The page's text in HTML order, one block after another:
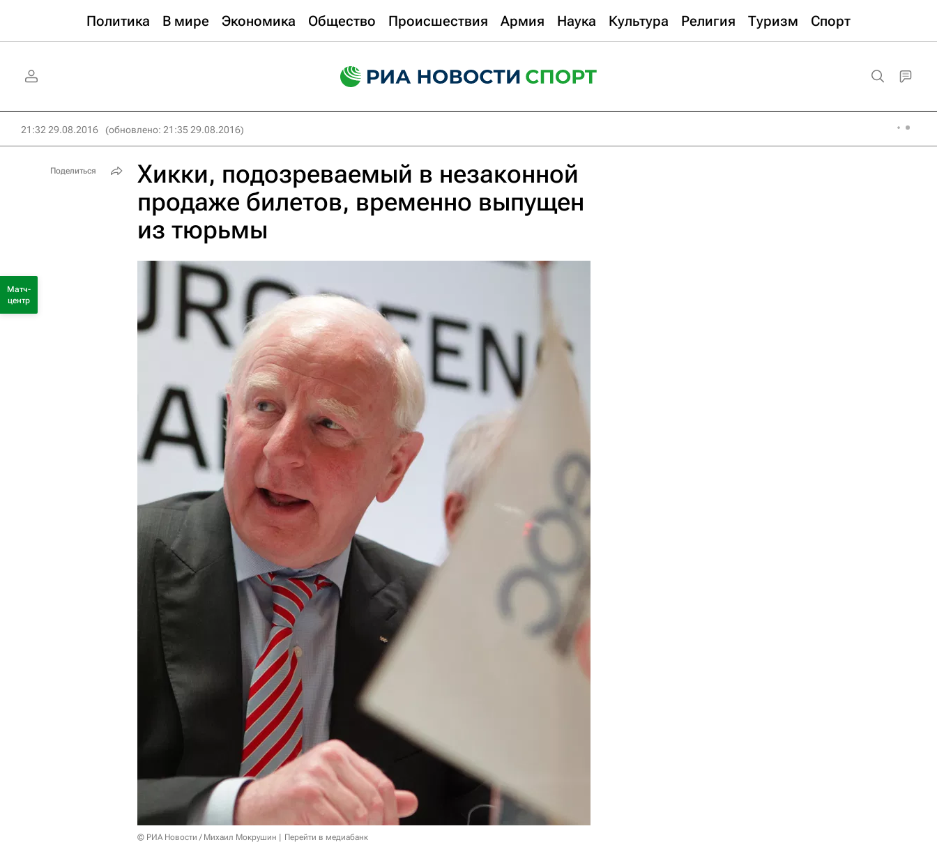
Политика В мире Экономика Общество Происшествия Армия Наука Культура Религия Туризм Спорт
21:32 29.08.2016 (обновлено: 21:35 29.08.2016)
Хикки, подозреваемый в незаконной
продаже билетов, временно выпущен
из тюрьмы
© РИА Новости / Михаил Мокрушин Перейти в медиабанк
Поделиться
Матч-
центр